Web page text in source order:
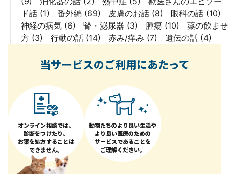
ド話 (1) 番外編 (69) 皮膚のお話 (8) 眼科の話 (10)
神経の病気 (6) 腎・泌尿器 (3) 腫瘍 (10)
薬の飲ませ
方 (3) 行動の話 (14) 赤み/痒み (7) 遺伝の話 (4)
当サービスのご利用にあたって
オンライン相談では、
診断をつけたり、
お薬を処方することは
できません。
動物たちのより良い生活や
より良い医療のための
サービスであることを
ご理解ください。